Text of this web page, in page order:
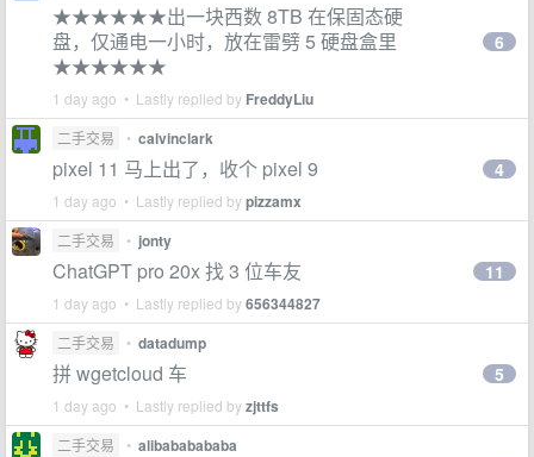
★★★★★★出一块西数 8TB 在保固态硬
盘，仅通电一小时，放在雷劈 5 硬盘盒里
★★★★★★
1 day ago • Lastly replied by FreddyLiu
6
二手交易 • calvinclark
pixel 11 马上出了，收个 pixel 9
1 day ago • Lastly replied bypizzamx
4
二手交易 • jonty
ChatGPT pro 20x 找 3 位车友
1 day ago • Lastly replied by656344827
11
二手交易 • datadump
拼 wgetcloud 车
1 day ago • Lastly replied byzjttfs
5
二手交易 • alibababababa